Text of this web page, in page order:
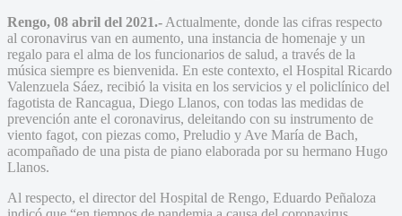
Rengo, 08 abril del 2021.- Actualmente, donde las cifras respecto
al coronavirus van en aumento, una instancia de homenaje y un
regalo para el alma de los funcionarios de salud, a través de la
música siempre es bienvenida. En este contexto, el Hospital Ricardo
Valenzuela Sáez, recibió la visita en los servicios y el policlínico del
fagotista de Rancagua, Diego Llanos, con todas las medidas de
prevención ante el coronavirus, deleitando con su instrumento de
viento fagot, con piezas como, Preludio y Ave María de Bach,
acompañado de una pista de piano elaborada por su hermano Hugo
Llanos.
Al respecto, el director del Hospital de Rengo, Eduardo Peñaloza